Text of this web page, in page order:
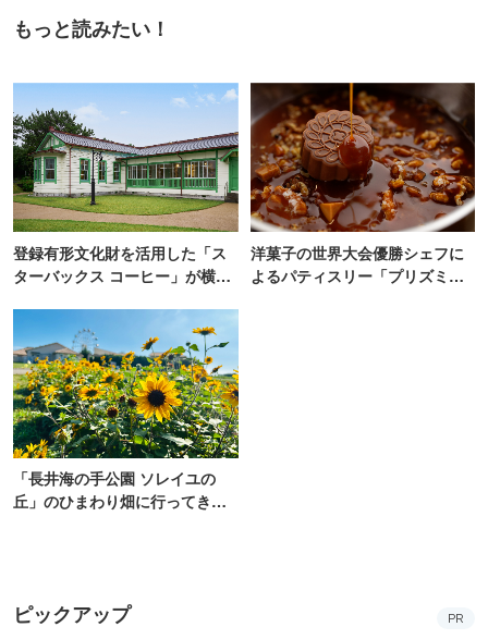
もっと読みたい！
登録有形文化財を活用した「ス
ターバックス コーヒー」が横
洋菓子の世界大会優勝シェフに
よるパティスリー「プリズミッ
「長井海の手公園 ソレイユの
丘」のひまわり畑に行ってき
ピックアップ PR